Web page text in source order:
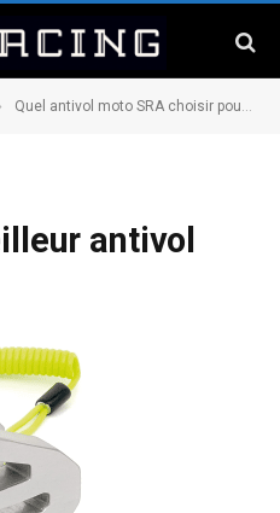
Quel antivol moto SRA choisir pour protéger son deux roues ?
antivol